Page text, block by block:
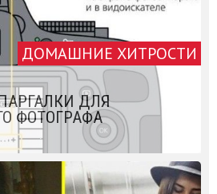
ДОМАШНИЕ ХИТРОСТИ
ДЛЯ
ФОТОГРАФА